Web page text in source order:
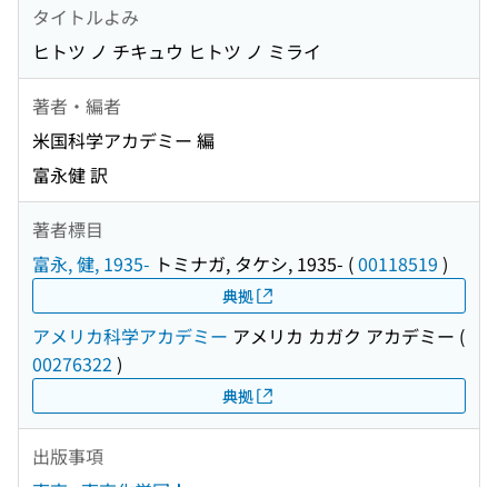
タイトルよみ
ヒトツ ノ チキュウ ヒトツ ノ ミライ
著者・編者
米国科学アカデミー 編
富永健 訳
著者標目
富永, 健, 1935- トミナガ, タケシ, 1935- (00118519 )
典拠
アメリカ科学アカデミー アメリカ カガク アカデミー (
00276322 )
典拠
出版事項